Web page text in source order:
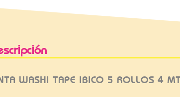
WASHI TAPE IBICO 5 ROLLOS 4